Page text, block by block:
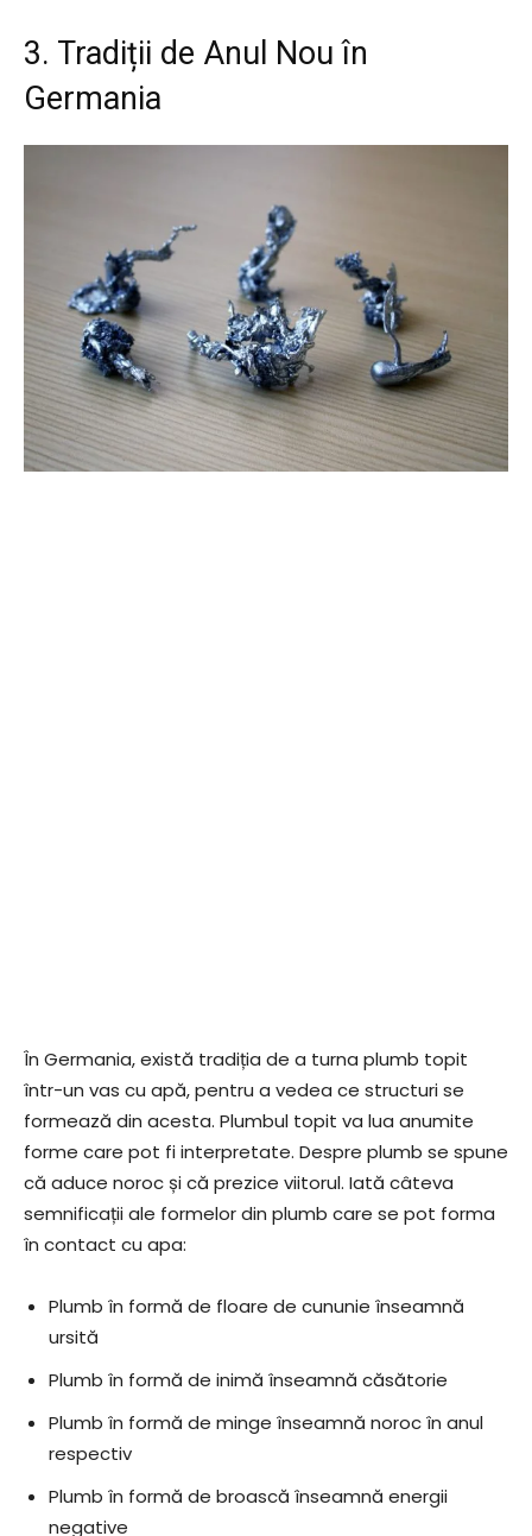
3. Tradiții de Anul Nou în
Germania
În Germania, există tradiția de a turna plumb topit
într-un vas cu apă, pentru a vedea ce structuri se
formează din acesta. Plumbul topit va lua anumite
forme care pot fi interpretate. Despre plumb se spune
că aduce noroc și că prezice viitorul. Iată câteva
semnificații ale formelor din plumb care se pot forma
în contact cu apa:
Plumb în formă de floare de cununie înseamnă
ursită
Plumb în formă de inimă înseamnă căsătorie
Plumb în formă de minge înseamnă noroc în anul
respectiv
Plumb în formă de broască înseamnă energii
negative